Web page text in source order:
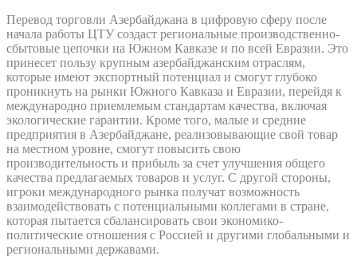
Перевод торговли Азербайджана в цифровую сферу после
начала работы ЦТУ создаст региональные производственно-
сбытовые цепочки на Южном Кавказе и по всей Евразии. Это
принесет пользу крупным азербайджанским отраслям,
которые имеют экспортный потенциал и смогут глубоко
проникнуть на рынки Южного Кавказа и Евразии, перейдя к
международно приемлемым стандартам качества, включая
экологические гарантии. Кроме того, малые и средние
предприятия в Азербайджане, реализовывающие свой товар
на местном уровне, смогут повысить свою
производительность и прибыль за счет улучшения общего
качества предлагаемых товаров и услуг. С другой стороны,
игроки международного рынка получат возможность
взаимодействовать с потенциальными коллегами в стране,
которая пытается сбалансировать свои экономико-
политические отношения с Россией и другими глобальными и
региональными державами.